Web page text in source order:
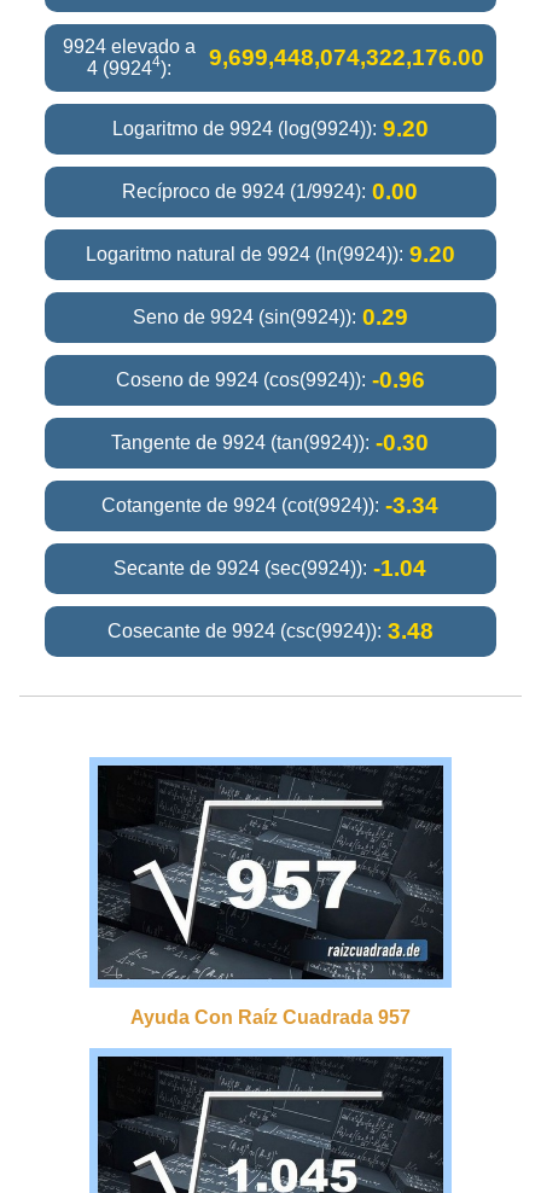
9924 elevado a
4 (99244): 9,699,448,074,322,176.00
Logaritmo de 9924 (log(9924)): 9.20
Recíproco de 9924 (1/9924): 0.00
Logaritmo natural de 9924 (ln(9924)): 9.20
Seno de 9924 (sin(9924)): 0.29
Coseno de 9924 (cos(9924)): -0.96
Tangente de 9924 (tan(9924)): -0.30
Cotangente de 9924 (cot(9924)): -3.34
Secante de 9924 (sec(9924)): -1.04
Cosecante de 9924 (csc(9924)): 3.48
Ayuda Con Raíz Cuadrada 957